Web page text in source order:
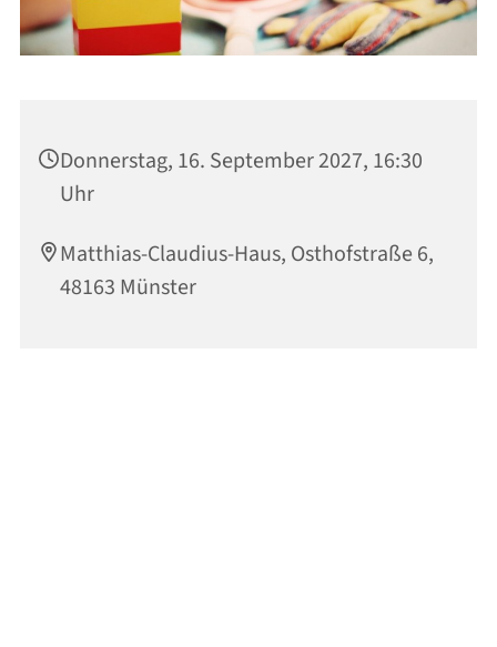
Donnerstag, 16. September 2027, 16:30
Uhr
Matthias-Claudius-Haus, Osthofstraße 6,
48163 Münster